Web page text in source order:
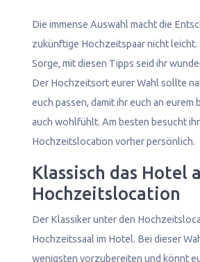
Die immense Auswahl macht die
zukünftige Hochzeitspaar nicht leicht.
Sorge, mit diesen Tipps seid ihr
Der Hochzeitsort eurer Wahl sollte
euch passen, damit ihr euch an eurem
auch wohlfühlt. Am besten besucht
Hochzeitslocation vorher persönlich.
Klassisch das Hotel
Hochzeitslocation
Der Klassiker unter den
Hochzeitssaal im Hotel. Bei dieser
wenigsten vorzubereiten und könnt